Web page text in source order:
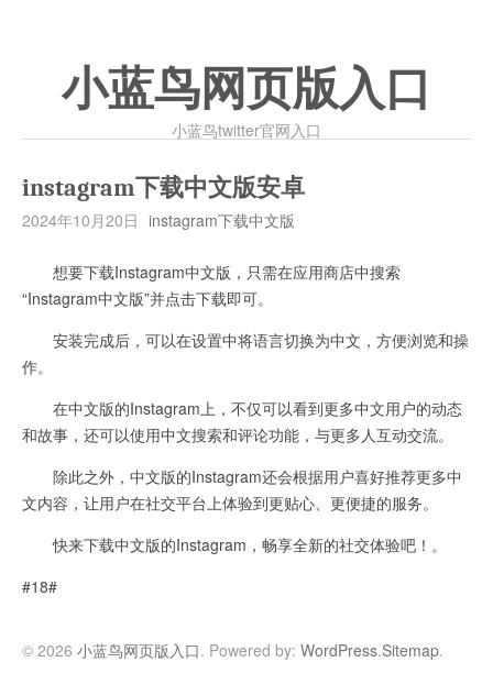
小蓝鸟网页版入口
小蓝鸟twitter官网入口
instagram下载中文版安卓
2024年10月20日 instagram下载中文版
想要下载Instagram中文版，只需在应用商店中搜索
“Instagram中文版”并点击下载即可。
安装完成后，可以在设置中将语言切换为中文，方便浏览和操
作。
在中文版的Instagram上，不仅可以看到更多中文用户的动态
和故事，还可以使用中文搜索和评论功能，与更多人互动交流。
除此之外，中文版的Instagram还会根据用户喜好推荐更多中
文内容，让用户在社交平台上体验到更贴心、更便捷的服务。
快来下载中文版的Instagram，畅享全新的社交体验吧！。
#18#
© 2026 小蓝鸟网页版入口. Powered by: WordPress.Sitemap.